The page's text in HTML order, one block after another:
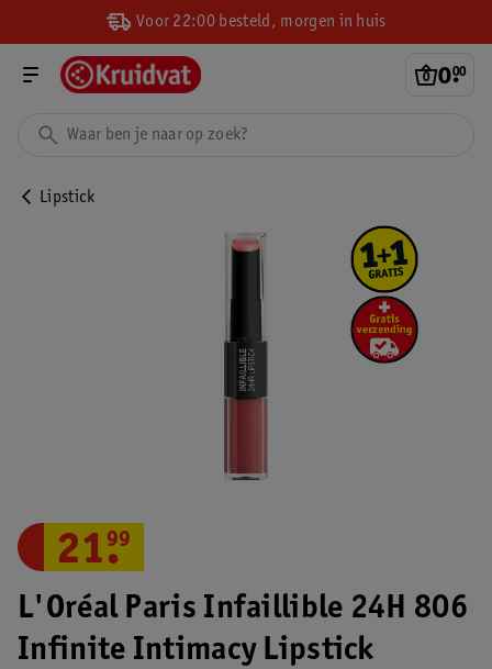
Voor 22:00 besteld, morgen in huis
0.
00
Lipstick
L'Oréal Paris Infaillible 24H 806
Infinite Intimacy Lipstick
21.
99